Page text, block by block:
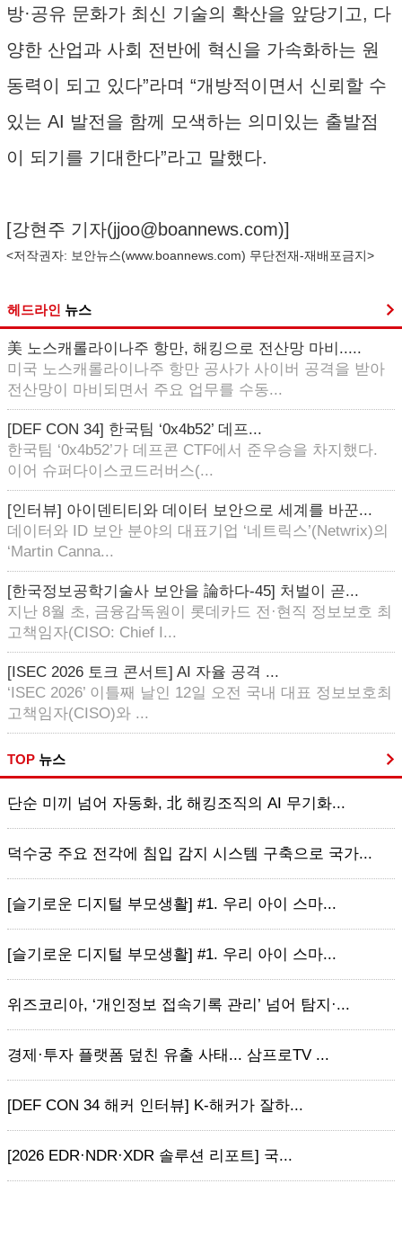
방·공유 문화가 최신 기술의 확산을 앞당기고, 다
양한 산업과 사회 전반에 혁신을 가속화하는 원
동력이 되고 있다”라며 “개방적이면서 신뢰할 수
있는 AI 발전을 함께 모색하는 의미있는 출발점
이 되기를 기대한다”라고 말했다.
[강현주 기자(jjoo@boannews.com)]
<저작권자: 보안뉴스(www.boannews.com) 무단전재-재배포금지>
헤드라인 뉴스
美 노스캐롤라이나주 항만, 해킹으로 전산망 마비.....
미국 노스캐롤라이나주 항만 공사가 사이버 공격을 받아
전산망이 마비되면서 주요 업무를 수동...
[DEF CON 34] 한국팀 ‘0x4b52’ 데프...
한국팀 ‘0x4b52’가 데프콘 CTF에서 준우승을 차지했다.
이어 슈퍼다이스코드러버스(...
[인터뷰] 아이덴티티와 데이터 보안으로 세계를 바꾼...
데이터와 ID 보안 분야의 대표기업 ‘네트릭스’(Netwrix)의
‘Martin Canna...
[한국정보공학기술사 보안을 論하다-45] 처벌이 곧...
지난 8월 초, 금융감독원이 롯데카드 전·현직 정보보호 최
고책임자(CISO: Chief I...
[ISEC 2026 토크 콘서트] AI 자율 공격 ...
‘ISEC 2026’ 이틀째 날인 12일 오전 국내 대표 정보보호최
고책임자(CISO)와 ...
TOP 뉴스
단순 미끼 넘어 자동화, 北 해킹조직의 AI 무기화...
덕수궁 주요 전각에 침입 감지 시스템 구축으로 국가...
[슬기로운 디지털 부모생활] #1. 우리 아이 스마...
[슬기로운 디지털 부모생활] #1. 우리 아이 스마...
위즈코리아, ‘개인정보 접속기록 관리’ 넘어 탐지·...
경제·투자 플랫폼 덮친 유출 사태... 삼프로TV ...
[DEF CON 34 해커 인터뷰] K-해커가 잘하...
[2026 EDR·NDR·XDR 솔루션 리포트] 국...